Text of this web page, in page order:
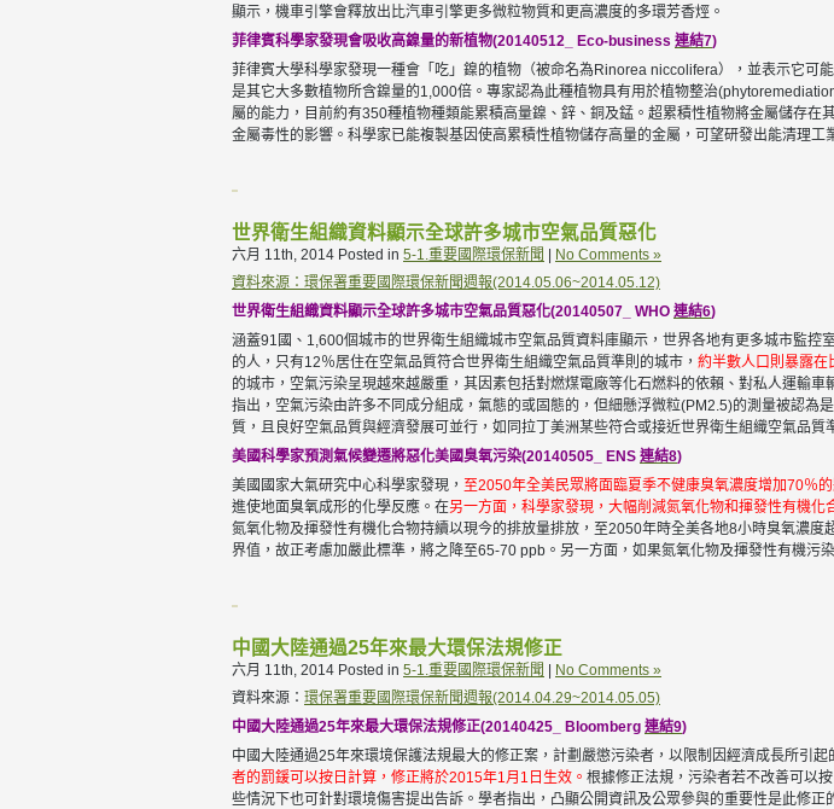
顯示，機車引擎會釋放出比汽車引擎更多微粒物質和更高濃度的多環芳香烴。
菲律賓科學家發現會吸收高鎳量的新植物(20140512_ Eco-business 連結7)
菲律賓大學科學家發現一種會「吃」鎳的植物（被命名為Rinorea niccolifera），並表示它
是其它大多數植物所含鎳量的1,000倍。專家認為此種植物具有用於植物整治
屬的能力，目前約有350種植物種類能累積高量鎳、鋅、銅及錳。超累積性植物將金屬儲存
金屬毒性的影響。科學家已能複製基因使高累積性植物儲存高量的金屬，可望研發出能清理工
世界衛生組織資料顯示全球許多城市空氣品質惡化
六月 11th, 2014 Posted in 5-1.重要國際環保新聞
No Comments »
資料來源：環保署重要國際環保新聞週報(2014.05.06~2014.05.12)
世界衛生組織資料顯示全球許多城市空氣品質惡化(20140507_ WHO 連結6)
涵蓋91國、1,600個城市的世界衛生組織城市空氣品質資料庫顯示，世界各地有更多城市監
的人，只有12％居住在空氣品質符合世界衛生組織空氣品質準則的城市， 約半數人口則暴露在
的城市，空氣污染呈現越來越嚴重，其因素包括對燃煤電廠等化石燃料的依賴、對私人運輸
指出，空氣污染由許多不同成分組成，氣態的或固態的，但細懸浮微粒(PM2.5)的測量被認
質，且良好空氣品質與經濟發展可並行，如同拉丁美洲某些符合或接近世界衛生組織空氣品質
美國科學家預測氣候變遷將惡化美國臭氧污染(20140505_ ENS 連結8)
美國國家大氣研究中心科學家發現， 至2050年全美民眾將面臨夏季不健康臭氧濃度增加70％的
進使地面臭氧成形的化學反應。在另一方面，科學家發現，大幅削減氮氧化物和揮發性有機化
氮氧化物及揮發性有機化合物持續以現今的排放量排放，至2050年時全美各地8小時臭氧濃
界值，故正考慮加嚴此標準，將之降至65-70 ppb。另一方面，如果氮氧化物及揮發性有機
中國大陸通過25年來最大環保法規修正
六月 11th, 2014 Posted in 5-1.重要國際環保新聞
No Comments »
資料來源： 環保署重要國際環保新聞週報(2014.04.29~2014.05.05)
中國大陸通過25年來最大環保法規修正(20140425_ Bloomberg 連結9)
中國大陸通過25年來環境保護法規最大的修正案，計劃嚴懲污染者，以限制因經濟成長所引
者的罰鍰可以按日計算，修正將於2015年1月1日生效。 根據修正法規，污染者若不改善可以
些情況下也可針對環境傷害提出告訴。學者指出，凸顯公開資訊及公眾參與的重要性是此修